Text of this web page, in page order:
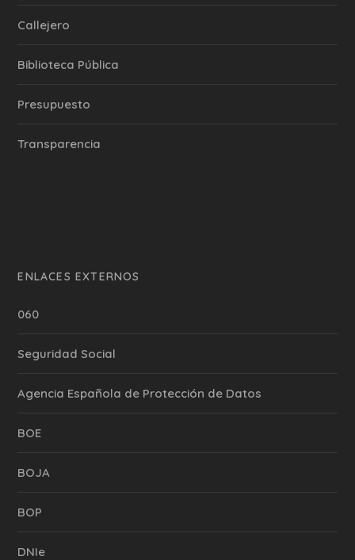
Callejero
Biblioteca Pública
Presupuesto
Transparencia
ENLACES EXTERNOS
060
Seguridad Social
Agencia Española de Protección de Datos
BOE
BOJA
BOP
DNIe